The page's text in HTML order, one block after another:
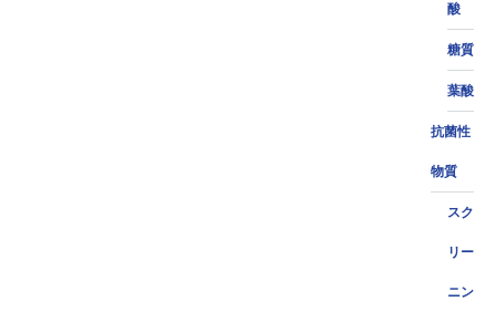
酸
糖質
葉酸
抗菌性
物質
スク
リー
ニン